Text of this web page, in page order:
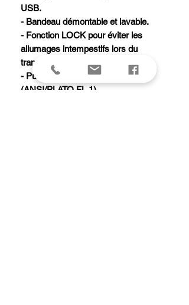
USB.
- Bandeau démontable et lavable.
- Fonction LOCK pour éviter les
allumages intempestifs lors du
transport/stockage.
- Puissance : 450 lumens
(ANSI/PLATO FL 1).